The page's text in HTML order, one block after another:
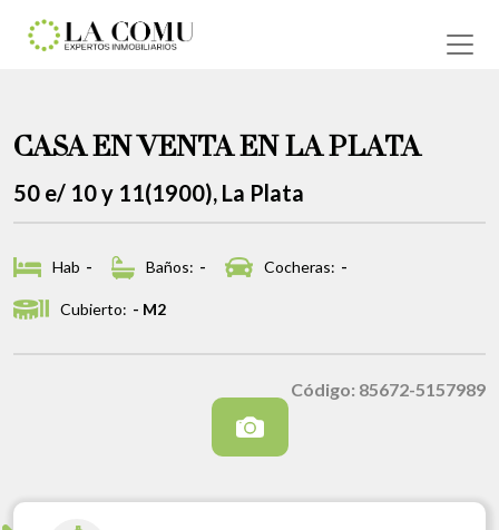
CASA EN VENTA EN LA PLATA
50 e/ 10 y 11(1900), La Plata
Hab - Baños: - Cocheras: -
Cubierto: - M2
Código: 85672-5157989